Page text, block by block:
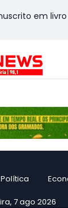
em livro e
Política
7 ago 2026